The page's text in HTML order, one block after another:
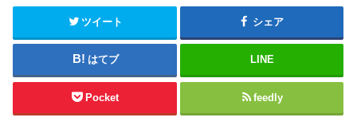
ツイート シェア
はてブ LINE
Pocket feedly